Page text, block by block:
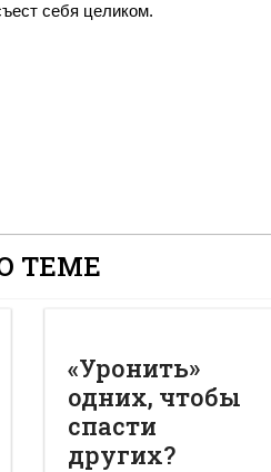
себя целиком.
дорога? Тони Блэр
ТЕМЕ
«Уронить»
одних, чтобы
спасти
других?